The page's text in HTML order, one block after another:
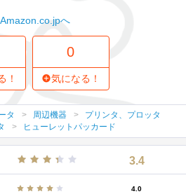
Amazon.co.jpへ
！
0
気になる！
タ 周辺機器
プリンタ、プロッタ
ヒューレットパッカード
3.4
4.0